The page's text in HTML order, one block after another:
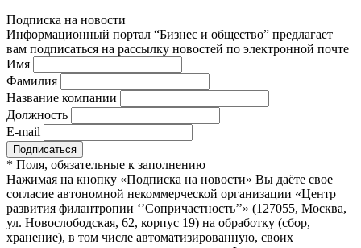
Подписка на новости
Информационный портал “Бизнес и общество” предлагает
вам подписаться на рассылку новостей по электронной почте
Имя
Фамилия
Название компании
Должность
E-mail
* Поля, обязательные к заполнению
Нажимая на кнопку «Подписка на новости» Вы даёте свое
согласие автономной некоммерческой организации «Центр
развития филантропии ‘’Сопричастность’’» (127055, Москва,
ул. Новослободская, 62, корпус 19) на обработку (сбор,
хранение), в том числе автоматизированную, своих